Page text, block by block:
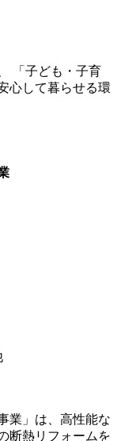
「子ども・子育
心して暮らせる環
業」は、高性能な
断熱リフォームを